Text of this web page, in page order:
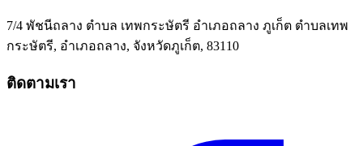
7/4 พัชนีถลาง ตำบล เทพกระษัตรี อำเภอถลาง ภูเก็ต ตำบลเทพ
กระษัตรี, อำเภอถลาง, จังหวัดภูเก็ต, 83110
ติดตามเรา